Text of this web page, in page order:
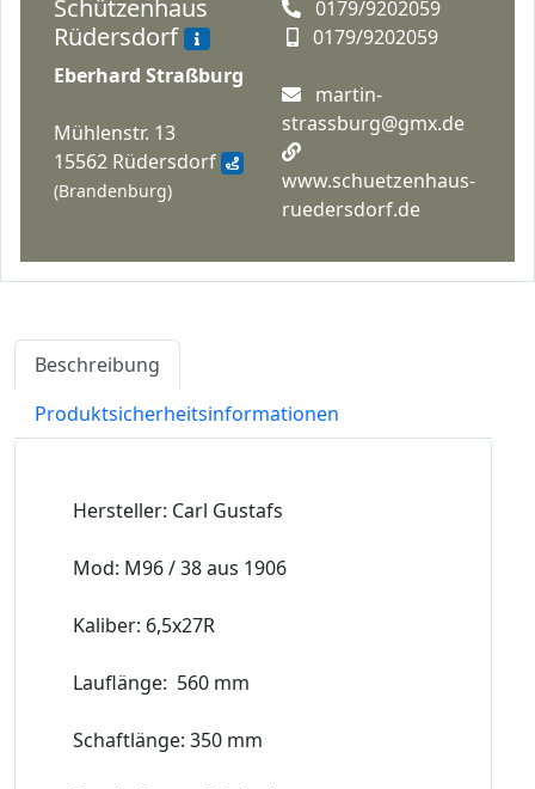
Schützenhaus
Rüdersdorf
Eberhard Straßburg
Mühlenstr. 13
15562 Rüdersdorf
(Brandenburg)
0179/9202059
0179/9202059
martin-
strassburg@gmx.de
www.schuetzenhaus-
ruedersdorf.de
Beschreibung
Produktsicherheitsinformationen
Hersteller: Carl Gustafs
Mod: M96 / 38 aus 1906
Kaliber: 6,5x27R
Lauflänge: 560 mm
Schaftlänge: 350 mm